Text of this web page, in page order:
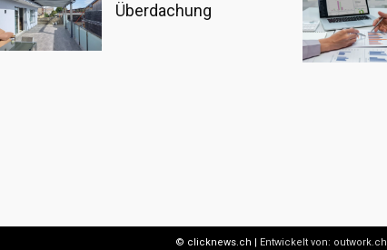
Überdachung
© clicknews.ch | Entwickelt von: outwork.ch